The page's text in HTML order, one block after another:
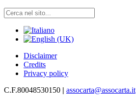
Disclaimer
Credits
Privacy policy
C.F.80048530150 | assocarta@assocarta.it